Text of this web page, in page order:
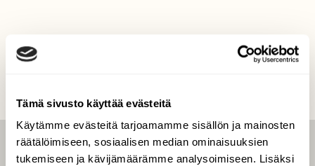
Tämä sivusto käyttää evästeitä
Käytämme evästeitä tarjoamamme sisällön ja mainosten
räätälöimiseen, sosiaalisen median ominaisuuksien
tukemiseen ja kävijämäärämme analysoimiseen. Lisäksi
LEHTI